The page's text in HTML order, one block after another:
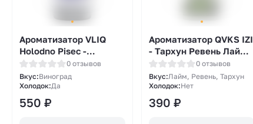
Ароматизатор VLIQ
Holodno Pisec -
Виноград (Frozen Grape
Blast) 12мл
0 отзывов
Вкус:Виноград
Холодок:Да
550 ₽
Ароматизатор QVKS IZI
- Тархун Ревень Лайм
15мл
0 отзывов
Вкус:Лайм, Ревень, Тархун
Холодок:Нет
390 ₽